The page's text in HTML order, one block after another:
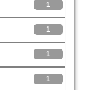
1
1
1
1